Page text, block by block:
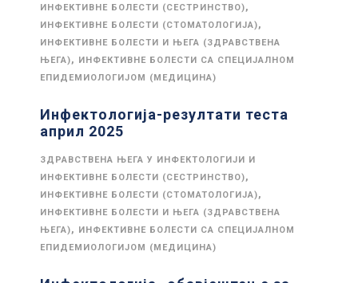
ИНФЕКТИВНЕ БОЛЕСТИ (СЕСТРИНСТВО),
ИНФЕКТИВНЕ БОЛЕСТИ (СТОМАТОЛОГИЈА),
ИНФЕКТИВНЕ БОЛЕСТИ И ЊЕГА (ЗДРАВСТВЕНА
ЊЕГА), ИНФЕКТИВНЕ БОЛЕСТИ СА СПЕЦИЈАЛНОМ
ЕПИДЕМИОЛОГИЈОМ (МЕДИЦИНА)
Инфектологија-резултати теста
април 2025
ЗДРАВСТВЕНА ЊЕГА У ИНФЕКТОЛОГИЈИ И
ИНФЕКТИВНЕ БОЛЕСТИ (СЕСТРИНСТВО),
ИНФЕКТИВНЕ БОЛЕСТИ (СТОМАТОЛОГИЈА),
ИНФЕКТИВНЕ БОЛЕСТИ И ЊЕГА (ЗДРАВСТВЕНА
ЊЕГА), ИНФЕКТИВНЕ БОЛЕСТИ СА СПЕЦИЈАЛНОМ
ЕПИДЕМИОЛОГИЈОМ (МЕДИЦИНА)